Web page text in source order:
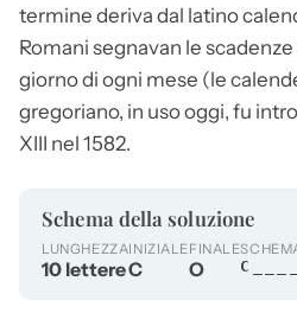
termine deriva dal latino
Romani segnavan le
giorno di ogni mese (le
gregoriano, in uso oggi, fu
XIII nel 1582.
Schema della soluzione
LUNGHEZZA
10 lettere
INIZIALE
C
FINALE
O